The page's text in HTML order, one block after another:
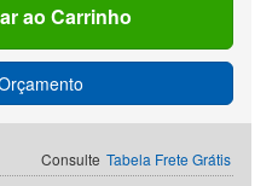
ao Carrinho
Consulte Tabela Frete Grátis